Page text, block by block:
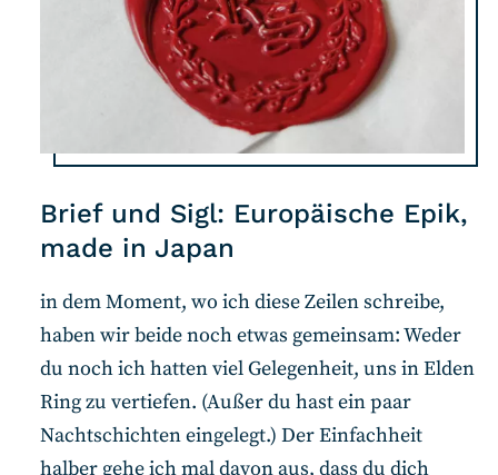
Brief und Sigl: Europäische Epik,
made in Japan
in dem Moment, wo ich diese Zeilen schreibe,
haben wir beide noch etwas gemeinsam: Weder
du noch ich hatten viel Gelegenheit, uns in Elden
Ring zu vertiefen. (Außer du hast ein paar
Nachtschichten eingelegt.) Der Einfachheit
halber gehe ich mal davon aus, dass du dich